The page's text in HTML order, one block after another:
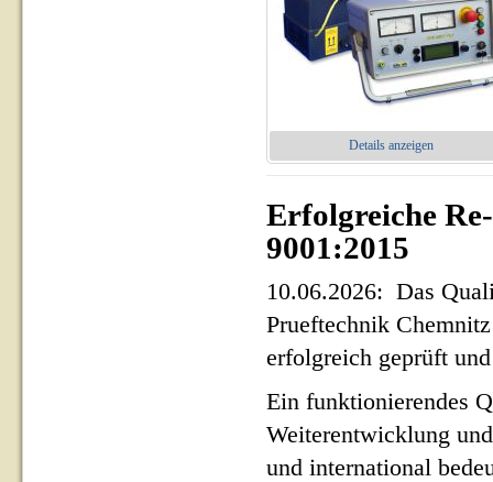
Details anzeigen
Erfolgreiche
9001:2015
10.06.2026: Das
Prueftechnik
erfolgreich geprüft
Ein funktionierendes
Weiterentwicklung
und international